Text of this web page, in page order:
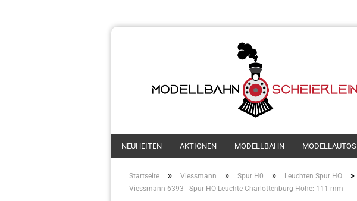
NEUHEITEN AKTIONEN MODELLBAHN MODELLAUTOS
Startseite » Viessmann » Spur H0 » Leuchten Spur HO »
Viessmann 6393 - Spur HO Leuchte Charlottenburg Höhe: 111 mm